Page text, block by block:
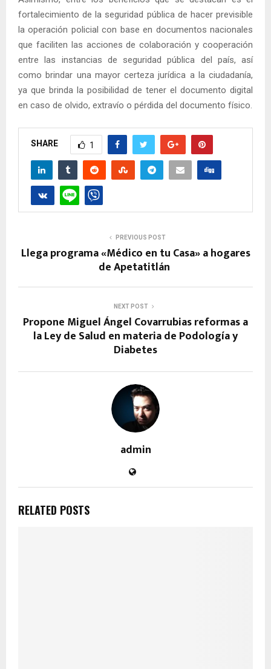
fortalecimiento de la seguridad pública de hacer previsible
la operación policial con base en documentos nacionales
que faciliten las acciones de colaboración y cooperación
entre las instancias de seguridad pública del país, así
como brindar una mayor certeza jurídica a la ciudadanía,
ya que brinda la posibilidad de tener el documento digital
en caso de olvido, extravío o pérdida del documento físico.
SHARE 1
PREVIOUS POST
Llega programa «Médico en tu Casa» a hogares
de Apetatitlán
NEXT POST
Propone Miguel Ángel Covarrubias reformas a
la Ley de Salud en materia de Podología y
Diabetes
admin
RELATED POSTS